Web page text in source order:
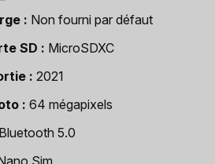
Non fourni par défaut
SD
MicroSDXC
2021
64 mégapixels
Bluetooth 5.0
Sim